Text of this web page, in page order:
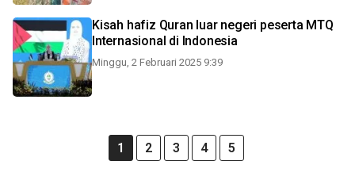
Kisah hafiz Quran luar negeri peserta MTQ
Internasional di Indonesia
Minggu, 2 Februari 2025 9:39
1 2 3 4 5